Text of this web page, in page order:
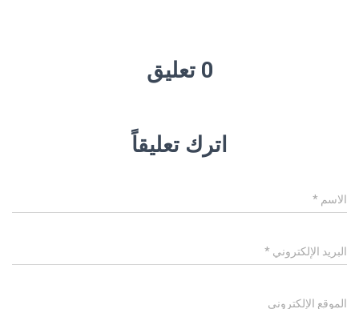
0 تعليق
اترك تعليقاً
الاسم *
البريد الإلكتروني *
الموقع الإلكتروني